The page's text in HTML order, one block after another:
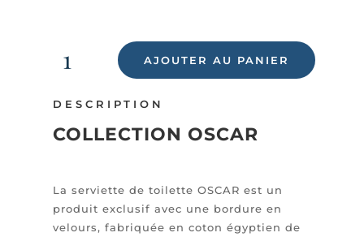
OSCAR
SERVIETTE
DE
CM
AJOUTER AU PANIER
DESCRIPTION
COLLECTION OSCAR
La serviette de toilette OSCAR est un
produit exclusif avec une bordure en
velours, fabriquée en coton égyptien de